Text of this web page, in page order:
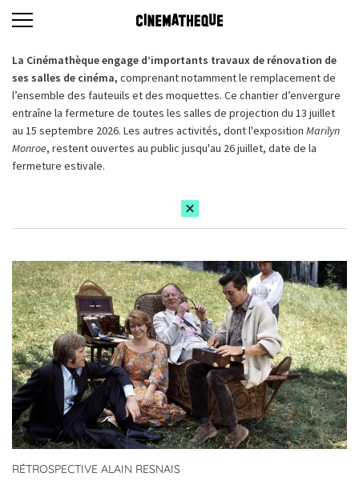
La Cinémathèque engage d’importants travaux de rénovation de
ses salles de cinéma, comprenant notamment le remplacement de
l’ensemble des fauteuils et des moquettes. Ce chantier d’envergure
entraîne la fermeture de toutes les salles de projection du 13 juillet
au 15 septembre 2026. Les autres activités, dont l'exposition Marilyn
Monroe, restent ouvertes au public jusqu'au 26 juillet, date de la
fermeture estivale.
RÉTROSPECTIVE ALAIN RESNAIS